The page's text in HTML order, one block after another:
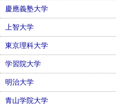
慶應義塾大学
上智大学
東京理科大学
学習院大学
明治大学
青山学院大学